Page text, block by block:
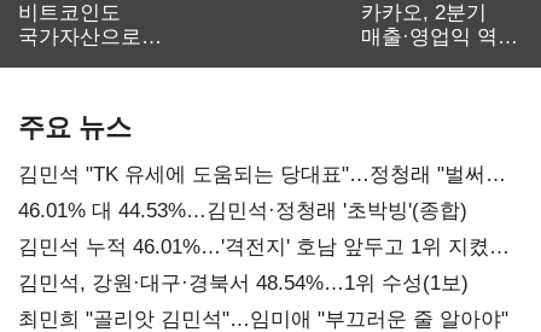
비트코인도
국가자산으로…'
카카오, 2분기
매출·영업익 역대
주요 뉴스
김민석 "TK 유세에 도움되는 당대표"…정청래 "벌써
대표된 양 당직 배분"
46.01% 대 44.53%…김민석·정청래 '초박빙'(종합)
김민석 누적 46.01%…'격전지' 호남 앞두고 1위 지켰다
(2보)
김민석, 강원·대구·경북서 48.54%…1위 수성(1보)
최민희 "골리앗 김민석"…임미애 "부끄러운 줄 알아야"